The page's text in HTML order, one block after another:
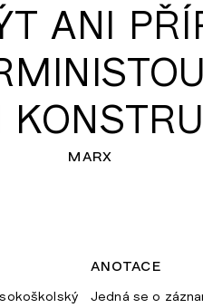
ANI
marx
anotace
Jedná se o